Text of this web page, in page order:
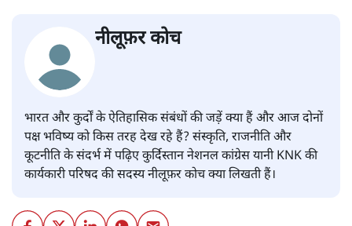
नीलूफ़र कोच
भारत और कुर्दों के ऐतिहासिक संबंधों की जड़ें क्या हैं और आज दोनों
पक्ष भविष्य को किस तरह देख रहे हैं? संस्कृति, राजनीति और
कूटनीति के संदर्भ में पढ़िए कुर्दिस्तान नेशनल कांग्रेस यानी KNK की
कार्यकारी परिषद की सदस्य नीलूफ़र कोच क्या लिखती हैं।